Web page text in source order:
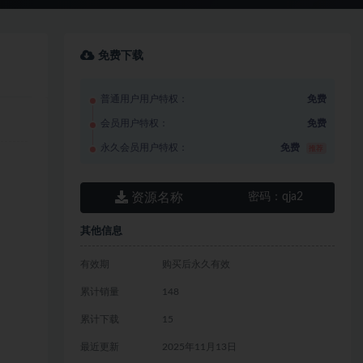
免费下载
普通用户用户特权： 免费
会员用户特权： 免费
永久会员用户特权： 免费
资源名称 密码： qja2
其他信息
有效期 购买后永久有效
累计销量 148
累计下载 15
最近更新 2025年11月13日